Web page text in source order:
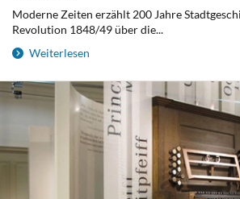
Moderne Zeiten erzählt 200 Jahre
Revolution 1848/49 über die...
Weiterlesen